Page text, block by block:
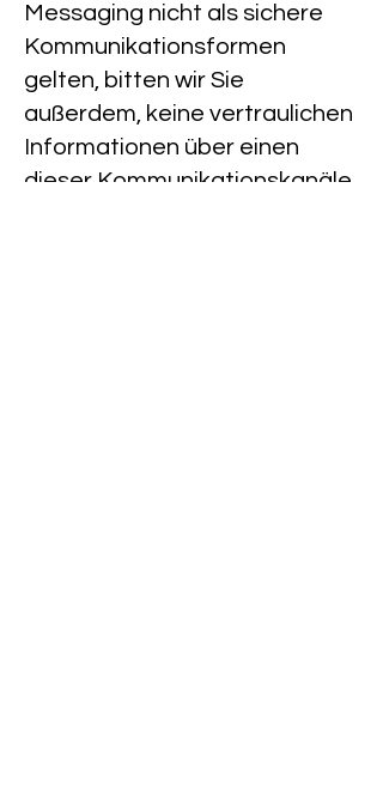
Messaging nicht als sichere
Kommunikationsformen
gelten, bitten wir Sie
außerdem, keine vertraulichen
Informationen über einen
dieser Kommunikationskanäle